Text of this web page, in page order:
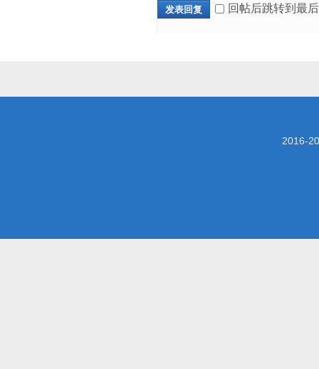
发表回复 回帖后跳转到最
2016-